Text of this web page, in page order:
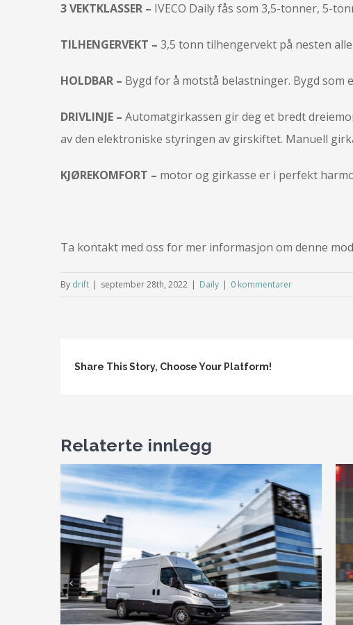
3 VEKTKLASSER – IVECO Daily fås som 3,5-tonner, 5-
TILHENGERVEKT – 3,5 tonn tilhengervekt på nesten
HOLDBAR – Bygd for å motstå belastninger. Bygd
DRIVLINJE – Automatgirkassen gir deg et bredt
av den elektroniske styringen av girskiftet. Manuell
KJØREKOMFORT – motor og girkasse er i perfekt
Ta kontakt med oss for mer informasjon om denne
By drift | september 28th, 2022 | Daily | 0 kommentarer
Share This Story, Choose Your Platform!
Relaterte innlegg